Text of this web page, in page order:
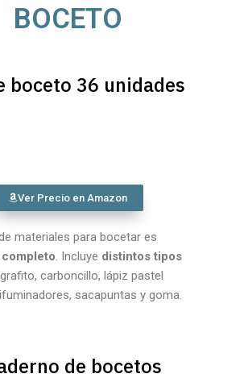
BOCETO
boceto 36 unidades
Ver Precio en Amazon
materiales para bocetar es
completo. Incluye distintos tipos
grafito, carboncillo, lápiz pastel
sacapuntas y goma.
de bocetos